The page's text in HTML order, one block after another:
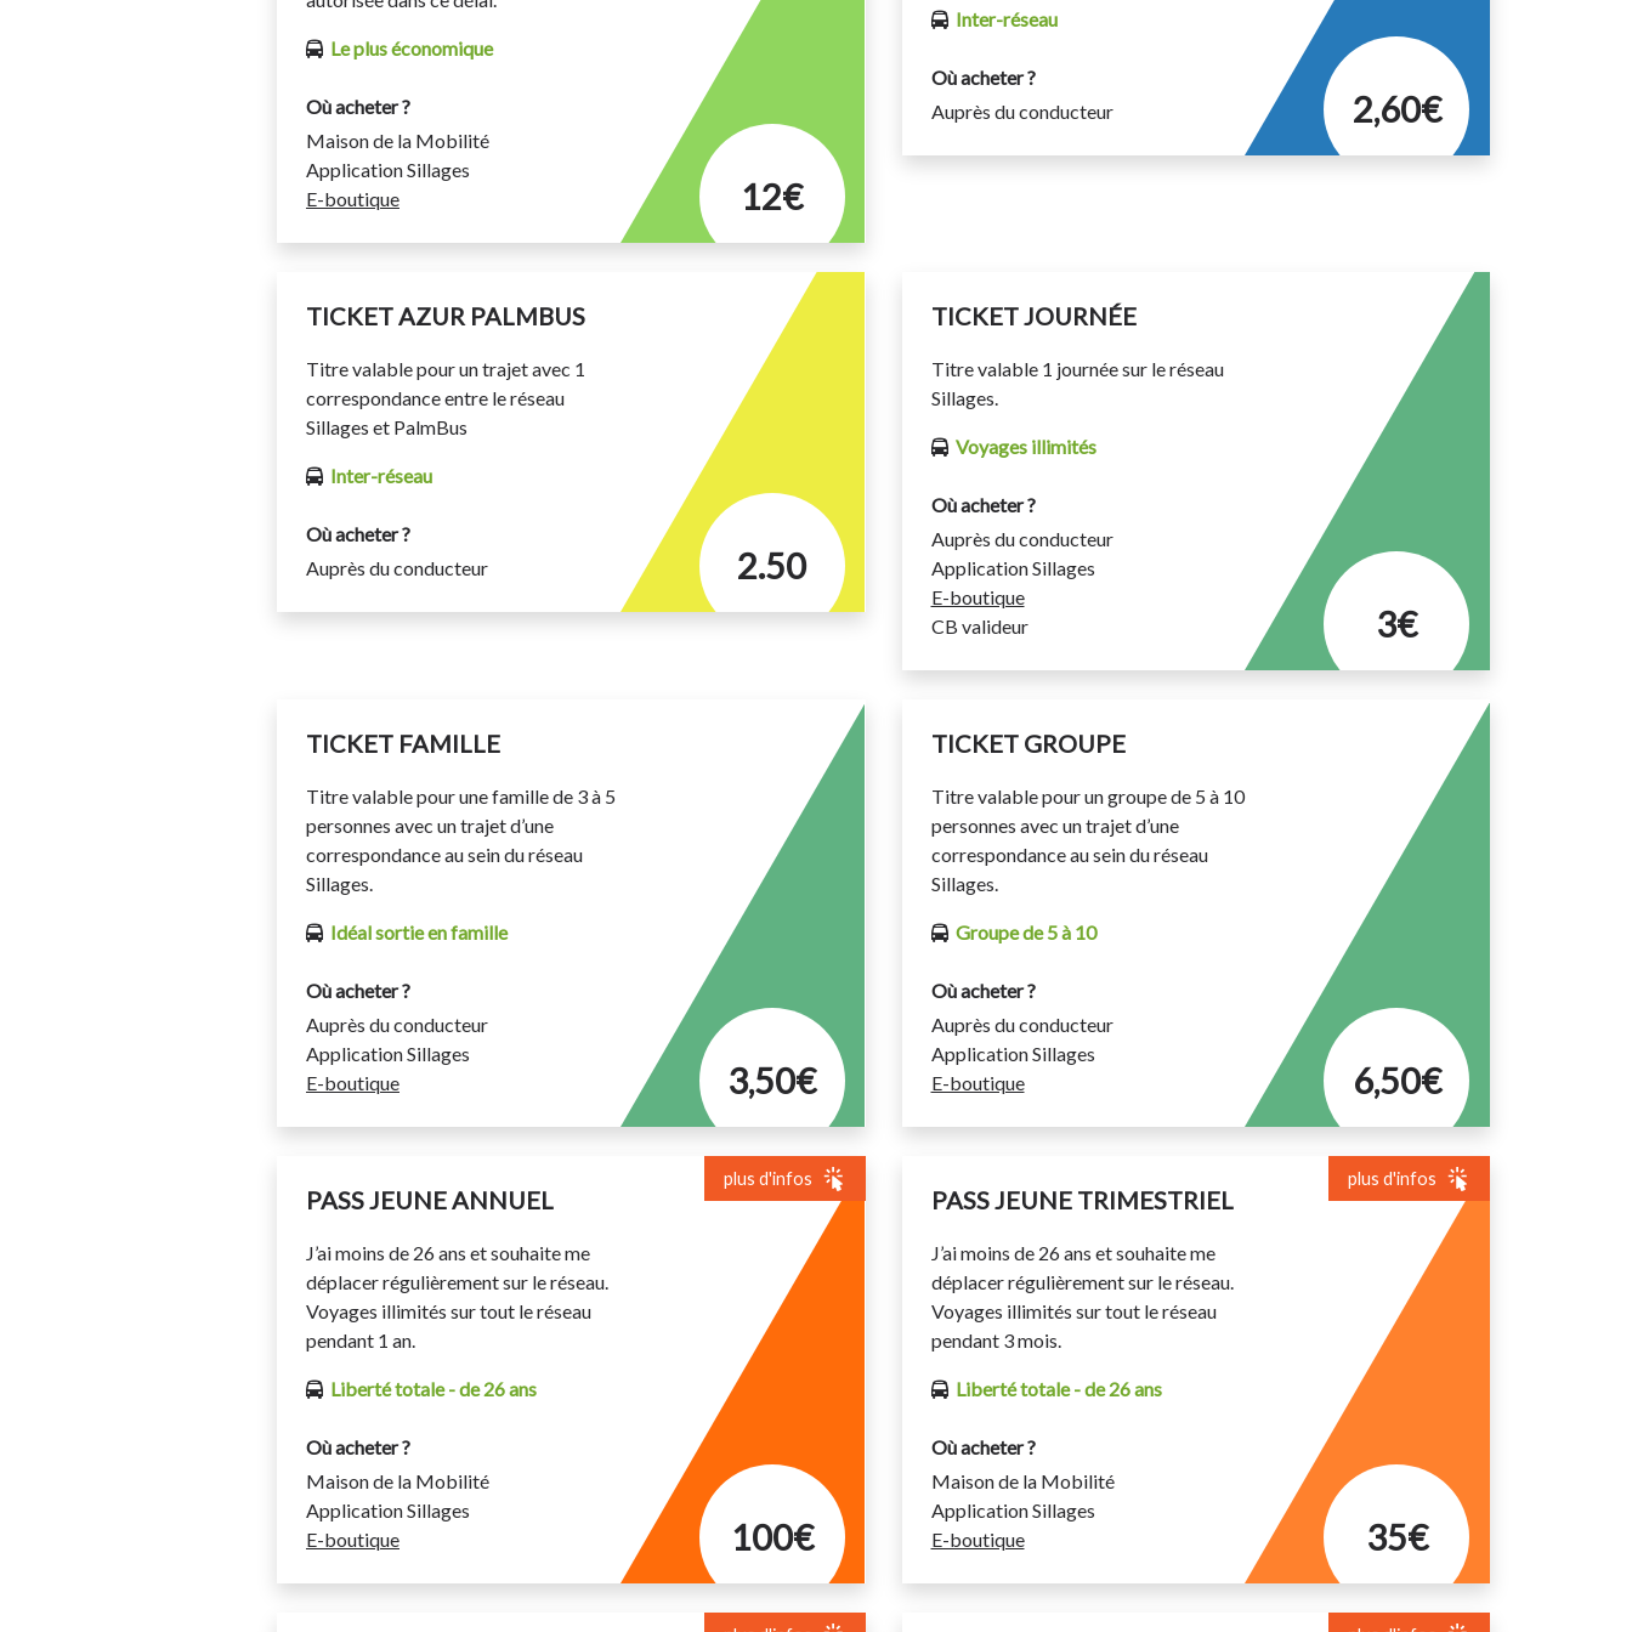
Le plus économique
Où acheter ?
Maison de la Mobilité
Application Sillages
E-boutique
12€
Inter-réseau
Où acheter ?
Auprès du conducteur
2,60€
TICKET AZUR PALMBUS
Titre valable pour un trajet avec 1
correspondance entre le réseau
Sillages et PalmBus
Inter-réseau
Où acheter ?
Auprès du conducteur
2.50
TICKET JOURNÉE
Titre valable 1 journée sur le réseau
Sillages.
Voyages illimités
Où acheter ?
Auprès du conducteur
Application Sillages
E-boutique
CB valideur
3€
TICKET FAMILLE
Titre valable pour une famille de 3 à 5
personnes avec un trajet d’une
correspondance au sein du réseau
Sillages.
Idéal sortie en famille
Où acheter ?
Auprès du conducteur
Application Sillages
E-boutique
3,50€
TICKET GROUPE
Titre valable pour un groupe de 5 à 10
personnes avec un trajet d’une
correspondance au sein du réseau
Sillages.
Groupe de 5 à 10
Où acheter ?
Auprès du conducteur
Application Sillages
E-boutique
6,50€
plus d'infos
PASS JEUNE ANNUEL
J’ai moins de 26 ans et souhaite me
déplacer régulièrement sur le réseau.
Voyages illimités sur tout le réseau
pendant 1 an.
Liberté totale - de 26 ans
Où acheter ?
Maison de la Mobilité
Application Sillages
E-boutique
100€
Cet abonnement permet de se déplacer de façon illimitée sur
plus d'infos
PASS JEUNE TRIMESTRIEL
J’ai moins de 26 ans et souhaite me
déplacer régulièrement sur le réseau.
Voyages illimités sur tout le réseau
pendant 3 mois.
Liberté totale - de 26 ans
Où acheter ?
Maison de la Mobilité
Application Sillages
E-boutique
35€
Cet abonnement permet de se déplacer régulièrement sur le